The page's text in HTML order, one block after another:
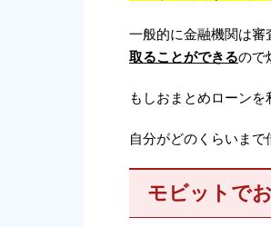
一般的に金融機関は審
取ることができるので
もしおまとめローンを
自分がどのくらいまで
モビットで